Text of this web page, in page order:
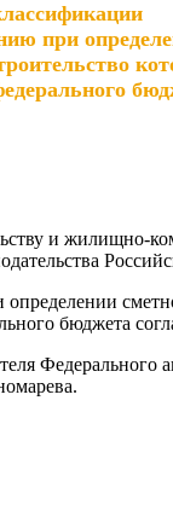
при
и жилищно-
бюджета